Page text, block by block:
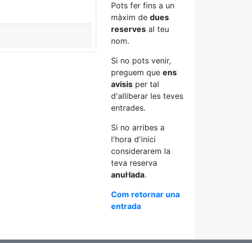
Pots fer fins a un
màxim de dues
reserves al teu
nom.
Si no pots venir,
preguem que ens
avisis per tal
d'alliberar les teves
entrades.
Si no arribes a
l'hora d'inici
considerarem la
teva reserva
anul·lada.
Com retornar una
entrada